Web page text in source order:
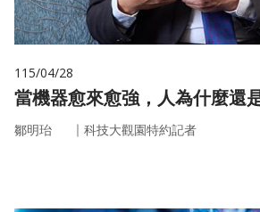
115/04/28
當機器愈來愈強，人為什麼還
鄒明珆 ｜ 科技大觀園特約記者